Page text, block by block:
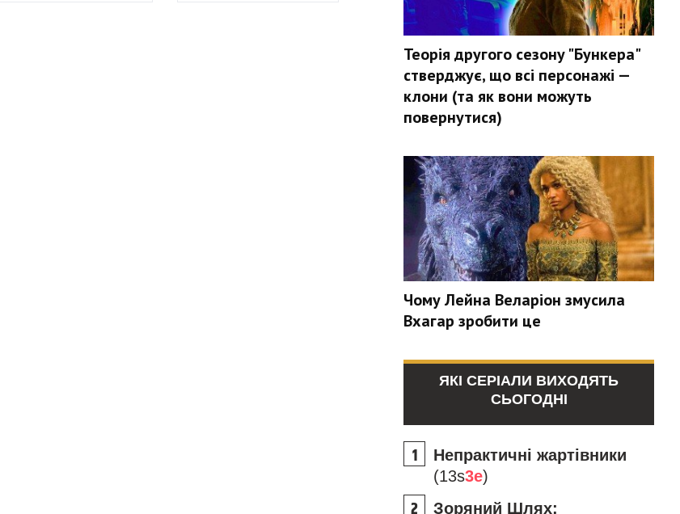
Теорія другого сезону "Бункера"
стверджує, що всі персонажі —
клони (та як вони можуть
повернутися)
Чому Лейна Веларіон змусила
Вхагар зробити це
ЯКІ СЕРІАЛИ ВИХОДЯТЬ
СЬОГОДНІ
Непрактичні жартівники
(13s3e)
Зоряний Шлях: